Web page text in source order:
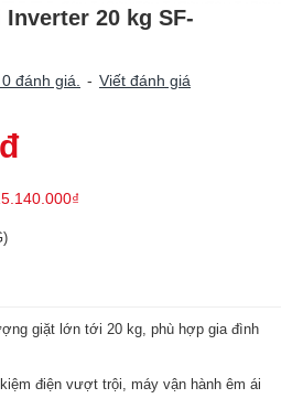
20 kg SF-
đánh giá. - Viết đánh giá
giặt lớn tới 20 kg, phù hợp gia đình
điện vượt trội, máy vận hành êm ái